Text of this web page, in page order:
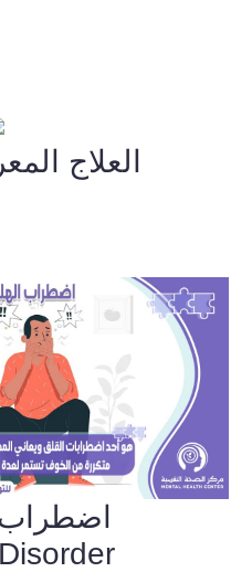
العلاج
Disorder): دليل شامل